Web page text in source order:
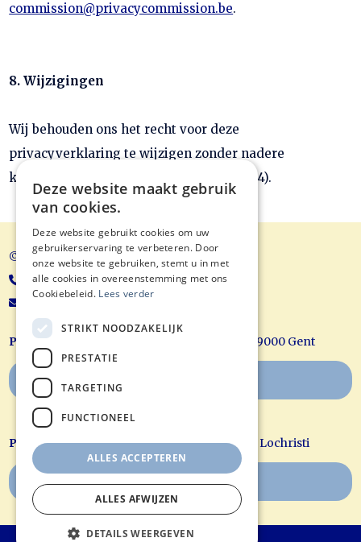
commission@privacycommission.be.
8. Wijzigingen
Wij behouden ons het recht voor deze
privacyverklaring te wijzigen zonder nadere
kennisgeving. (Laatste update 13/08/2024).
© Balans Acupunctuur
+32 9/221 70 88
Praktijk Gent: Hubert Frère Orbanlaan 625, 9000 Gent
Praktijk Lochristi:Doornzelestraat 28, 9080 Lochristi
Boek uw afspraak online
Deze website maakt gebruik
van cookies.
Deze website gebruikt cookies om uw
gebruikerservaring te verbeteren. Door
onze website te gebruiken, stemt u in met
alle cookies in overeenstemming met ons
Cookiebeleid. Lees verder
STRIKT NOODZAKELIJK
PRESTATIE
TARGETING
FUNCTIONEEL
ALLES ACCEPTEREN
ALLES AFWIJZEN
DETAILS WEERGEVEN